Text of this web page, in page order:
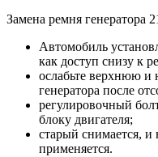
Замена ремня генератора
Автомобиль
как доступ снизу к
ослабьте верхнюю
генератора после
регулировочный
блоку двигателя;
старый снимается, и
применяется.